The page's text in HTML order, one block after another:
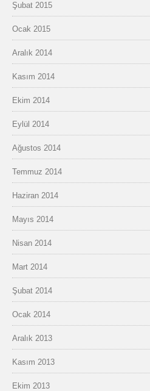
Şubat 2015
Ocak 2015
Aralık 2014
Kasım 2014
Ekim 2014
Eylül 2014
Ağustos 2014
Temmuz 2014
Haziran 2014
Mayıs 2014
Nisan 2014
Mart 2014
Şubat 2014
Ocak 2014
Aralık 2013
Kasım 2013
Ekim 2013